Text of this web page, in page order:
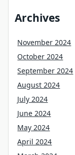
Archives
November 2024
October 2024
September 2024
August 2024
July 2024
June 2024
May 2024
April 2024